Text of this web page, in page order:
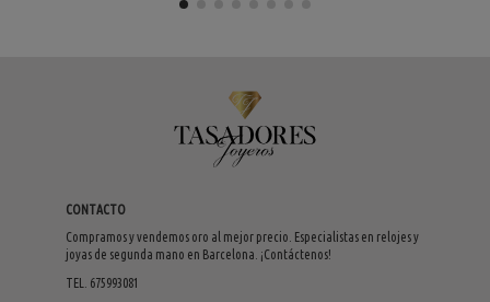
CONTACTO
Compramos y vendemos oro al mejor precio. Especialistas en relojes y
joyas de segunda mano en Barcelona. ¡Contáctenos!
TEL. 675993081